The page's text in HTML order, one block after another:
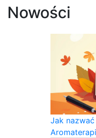
Nowości
Jak